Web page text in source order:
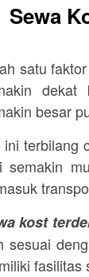
Sewa
satu
dekat
besar
ini terbilang
semakin
kost
sesuai
fasilitas